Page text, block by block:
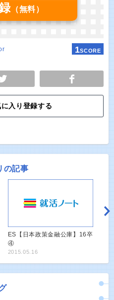
（無料）
1SCORE
入り登録する
の記事
ES【日本政策金融公庫】16卒
④
2015.05.16